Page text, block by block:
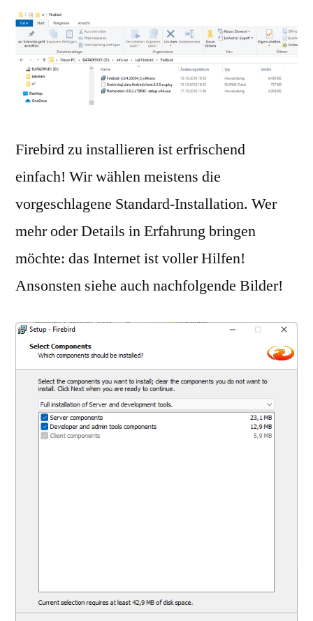
Firebird zu installieren ist erfrischend
einfach! Wir wählen meistens die
vorgeschlagene Standard-Installation. Wer
mehr oder Details in Erfahrung bringen
möchte: das Internet ist voller Hilfen!
Ansonsten siehe auch nachfolgende Bilder!